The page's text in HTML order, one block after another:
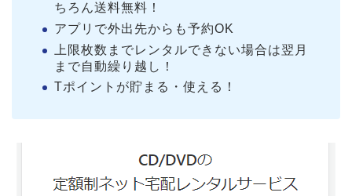
ちろん送料無料！
アプリで外出先からも予約OK
上限枚数までレンタルできない場合は翌月
まで自動繰り越し！
Tポイントが貯まる・使える！